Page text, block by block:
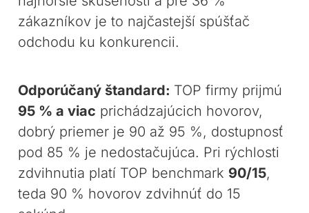
zákazníkov je to najčastejší spúšťač
odchodu ku konkurencii.
Odporúčaný štandard: TOP firmy prijmú
95 % a viac prichádzajúcich hovorov,
dobrý priemer je 90 až 95 %, dostupnosť
pod 85 % je nedostačujúca. Pri rýchlosti
zdvihnutia platí TOP benchmark 90/15,
teda 90 % hovorov zdvihnúť do 15